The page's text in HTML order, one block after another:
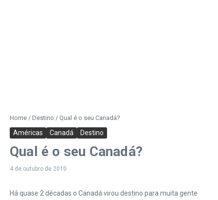
Home / Destino / Qual é o seu Canadá?
Américas Canadá Destino
Qual é o seu Canadá?
4 de outubro de 2010
Há quase 2 décadas o Canadá virou destino para muita gente